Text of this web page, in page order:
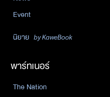
Event
นิยาย by KaweBook
พาร์ทเนอร์
The Nation